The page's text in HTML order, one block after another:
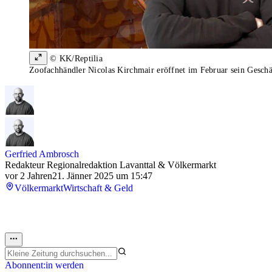
© KK/Reptilia
Zoofachhändler Nicolas Kirchmair eröffnet im Februar sein
Gerfried Ambrosch
Redakteur Regionalredaktion Lavanttal & Völkermarkt
vor 2 Jahren21. Jänner 2025 um 15:47
VölkermarktWirtschaft & Geld
Abonnent:in werden